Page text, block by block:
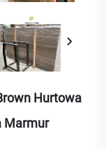
Hurtowa
Marmur